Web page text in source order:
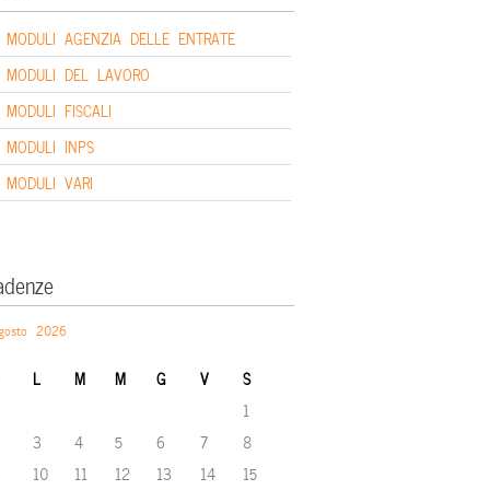
MODULI AGENZIA DELLE ENTRATE
MODULI DEL LAVORO
MODULI FISCALI
MODULI INPS
MODULI VARI
2026
L M M G V S
1
3 4 5 6 7
8
10 11 12 13 14
15